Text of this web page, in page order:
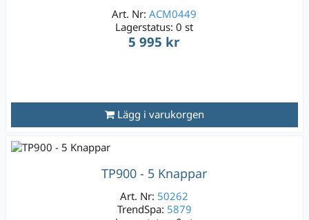
Art. Nr:ACM0449
Lagerstatus:0 st
5 995 kr
Lägg i varukorgen
TP900 - 5 Knappar
Art. Nr: 50262
TrendSpa: 5879